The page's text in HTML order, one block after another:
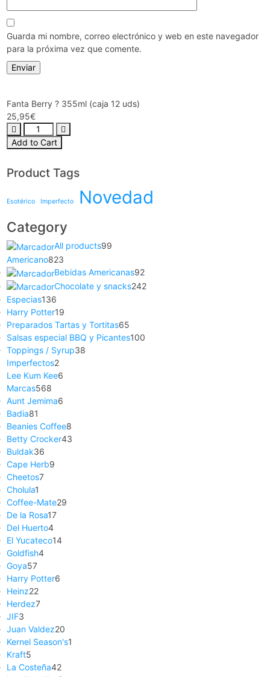
Guarda mi nombre, correo electrónico y web en este navegador
para la próxima vez que comente.
Fanta Berry ? 355ml (caja 12 uds)
25,95€
Add to Cart
Product Tags
Esotérico Imperfecto Novedad
Category
All products99
Americano823
Bebidas Americanas92
Chocolate y snacks242
Especias136
Harry Potter19
Preparados Tartas y Tortitas65
Salsas especial BBQ y Picantes100
Toppings / Syrup38
Imperfectos2
Lee Kum Kee6
Marcas568
Aunt Jemima6
Badia81
Beanies Coffee8
Betty Crocker43
Buldak36
Cape Herb9
Cheetos7
Cholula1
Coffee-Mate29
De la Rosa17
Del Huerto4
El Yucateco14
Goldfish4
Goya57
Harry Potter6
Heinz22
Herdez7
JIF3
Juan Valdez20
Kernel Season's1
Kraft5
La Costeña42